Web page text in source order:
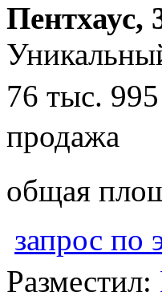
Пентхаус,
76 тыс.
продажа
общая
запрос по
Разместил: